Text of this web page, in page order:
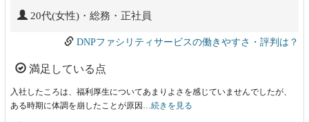
20代(女性)・総務・正社員
DNPファシリティサービスの働きやすさ・評判は？
満足している点
入社したころは、福利厚生についてあまりよさを感じていませんでしたが、
ある時期に体調を崩したことが原因…続きを見る